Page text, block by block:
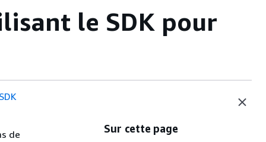
le SDK pour
de
Sur cette page